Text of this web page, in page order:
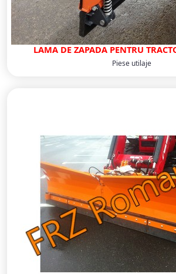
LAMA DE ZAPADA PENTRU
Piese utilaje